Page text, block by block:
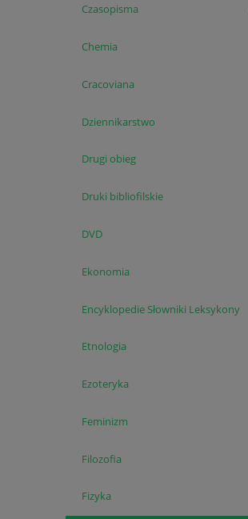
Czasopisma
Chemia
Cracoviana
Dziennikarstwo
Drugi obieg
Druki bibliofilskie
DVD
Ekonomia
Encyklopedie Słowniki Leksykony
Etnologia
Ezoteryka
Feminizm
Filozofia
Fizyka